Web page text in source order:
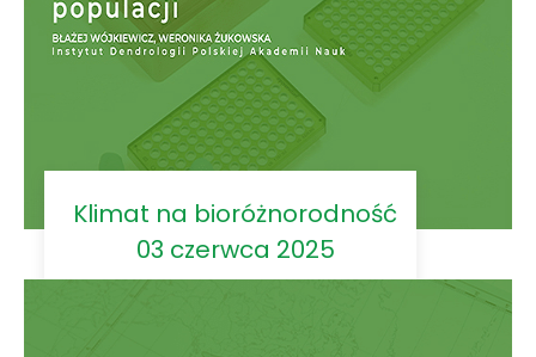
Klimat na bioróżnorodność
03 czerwca 2025